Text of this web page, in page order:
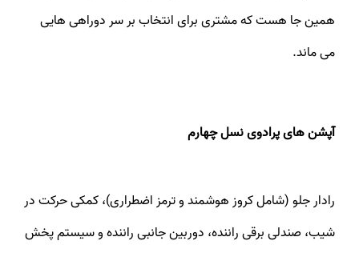
همین جا هست که مشتری برای انتخاب بر سر دوراهی هایی
می ماند.
آپشن های پرادوی نسل چهارم
رادار جلو (شامل کروز هوشمند و ترمز اضطراری)، کمکی حرکت در
شیب، صندلی برقی راننده، دوربین جانبی راننده و سیستم پخش